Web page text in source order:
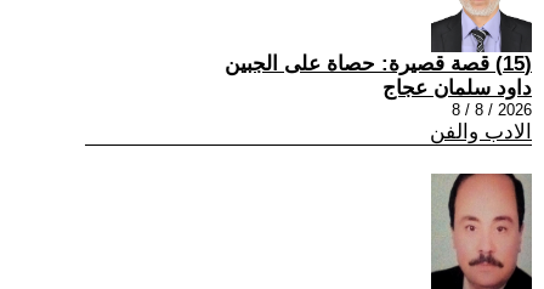
(15) قصة قصيرة: حصاة على الجبين
داود سلمان عجاج
2026 / 8 / 8
الادب والفن